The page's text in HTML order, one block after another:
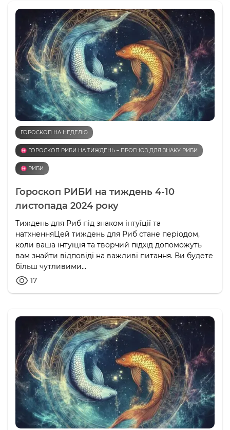
ГОРОСКОП НА НЕДЕЛЮ
♓️ ГОРОСКОП РИБИ НА ТИЖДЕНЬ – ПРОГНОЗ ДЛЯ ЗНАКУ РИБИ
♓️ РИБИ
Гороскоп РИБИ на тиждень 4-10
листопада 2024 року
Тиждень для Риб під знаком інтуїції та
натхненняЦей тиждень для Риб стане періодом,
коли ваша інтуїція та творчий підхід допоможуть
вам знайти відповіді на важливі питання. Ви будете
більш чутливими...
17